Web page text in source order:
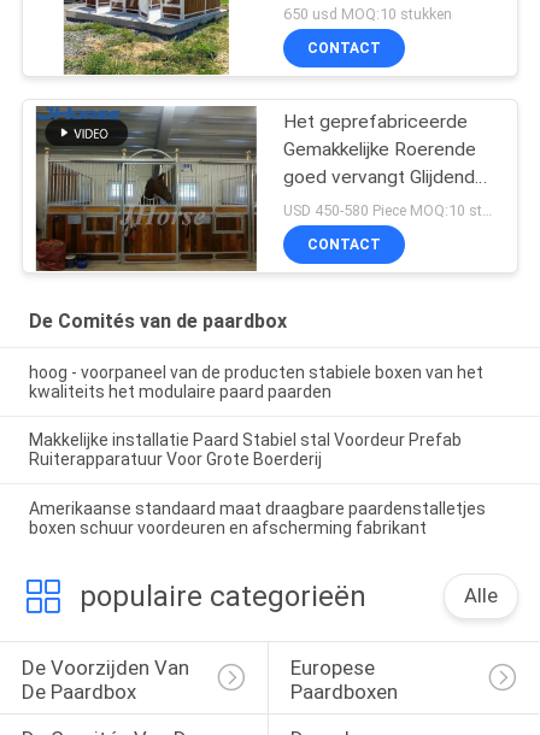
paardstallen met hoge
weerstand met langdurig
Dak
650 usd MOQ:10 stukken
CONTACT
Het geprefabriceerde
Gemakkelijke Roerende
goed vervangt Glijdende
Europese de
Voorzijdencomités van
de Paardbox
CONTACT
De Comités van de paardbox
hoog - voorpaneel van de producten stabiele boxen van het
kwaliteits het modulaire paard paarden
Makkelijke installatie Paard Stabiel stal Voordeur Prefab
Ruiterapparatuur Voor Grote Boerderij
Amerikaanse standaard maat draagbare paardenstalletjes
boxen schuur voordeuren en afscherming fabrikant
populaire categorieën Alle
De Voorzijden Van
De Paardbox
Europese
Paardboxen